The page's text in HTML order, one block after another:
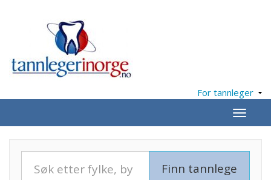
For tannleger
Meny